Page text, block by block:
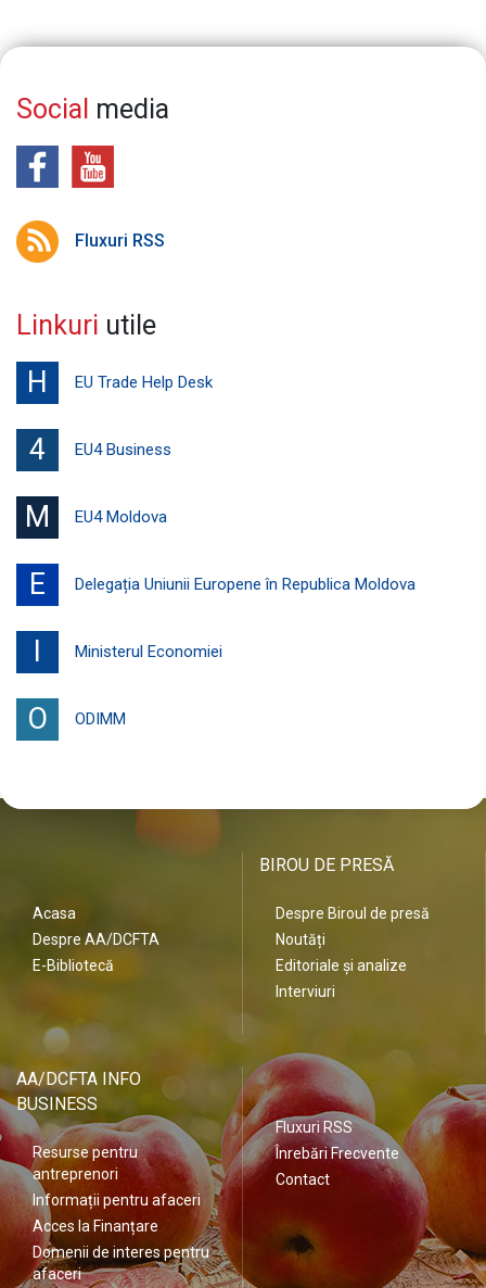
Social media
Fluxuri RSS
Linkuri utile
H EU Trade Help Desk
4 EU4 Business
M EU4 Moldova
E Delegația Uniunii Europene în Republica Moldova
I Ministerul Economiei
O ODIMM
Acasa
Despre AA/DCFTA
E-Bibliotecă
BIROU DE PRESĂ
Despre Biroul de presă
Noutăți
Editoriale și analize
Interviuri
AA/DCFTA INFO
BUSINESS
Resurse pentru
antreprenori
Informații pentru afaceri
Acces la Finanțare
Domenii de interes pentru
afaceri
Fluxuri RSS
Înrebări Frecvente
Contact